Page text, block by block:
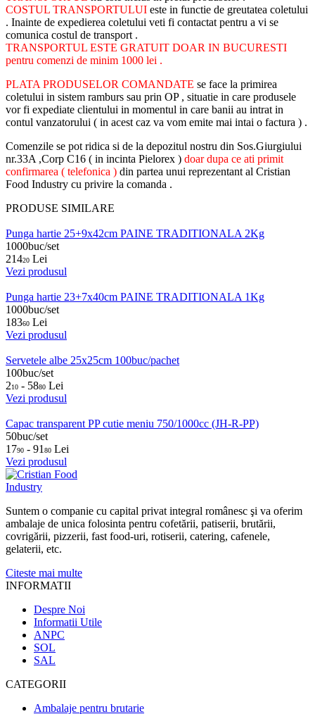
COSTUL TRANSPORTULUI este in functie de greutatea coletului
. Inainte de expedierea coletului veti fi contactat pentru a vi se
comunica costul de transport .
TRANSPORTUL ESTE GRATUIT DOAR IN BUCURESTI
pentru comenzi de minim 1000 lei .
PLATA PRODUSELOR COMANDATE se face la primirea
coletului in sistem ramburs sau prin OP , situatie in care produsele
vor fi expediate clientului in momentul in care banii au intrat in
contul vanzatorului ( in acest caz va vom emite mai intai o factura ) .
Comenzile se pot ridica si de la depozitul nostru din Sos.Giurgiului
nr.33A ,Corp C16 ( in incinta Pielorex ) doar dupa ce ati primit
confirmarea ( telefonica ) din partea unui reprezentant al Cristian
Food Industry cu privire la comanda .
PRODUSE SIMILARE
Punga hartie 25+9x42cm PAINE TRADITIONALA 2Kg
1000buc/set
21420 Lei
Vezi produsul
Punga hartie 23+7x40cm PAINE TRADITIONALA 1Kg
1000buc/set
18360 Lei
Vezi produsul
Servetele albe 25x25cm 100buc/pachet
100buc/set
210 - 5880 Lei
Vezi produsul
Capac transparent PP cutie meniu 750/1000cc (JH-R-PP)
50buc/set
1790 - 91 80 Lei
Vezi produsul
Suntem o companie cu capital privat integral românesc şi va oferim
ambalaje de unica folosinta pentru cofetării, patiserii, brutării,
covrigării, pizzerii, fast food-uri, rotiserii, catering, cafenele,
gelaterii, etc.
Citeste mai multe
INFORMATII
Despre Noi
Informatii Utile
ANPC
SOL
SAL
CATEGORII
Ambalaje pentru brutarie